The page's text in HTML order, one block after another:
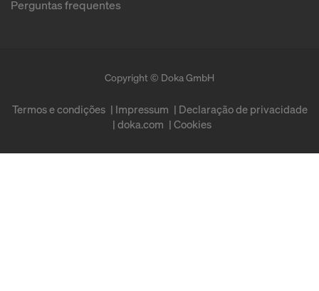
Perguntas frequentes
Copyright © Doka GmbH
Termos e condições Impressum
Declaração de privacidade
doka.com
Cookies